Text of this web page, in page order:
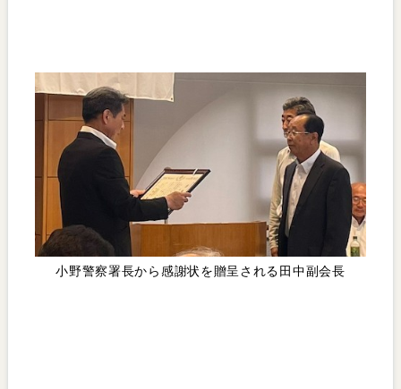
小野警察署長から感謝状を贈呈される田中副会長